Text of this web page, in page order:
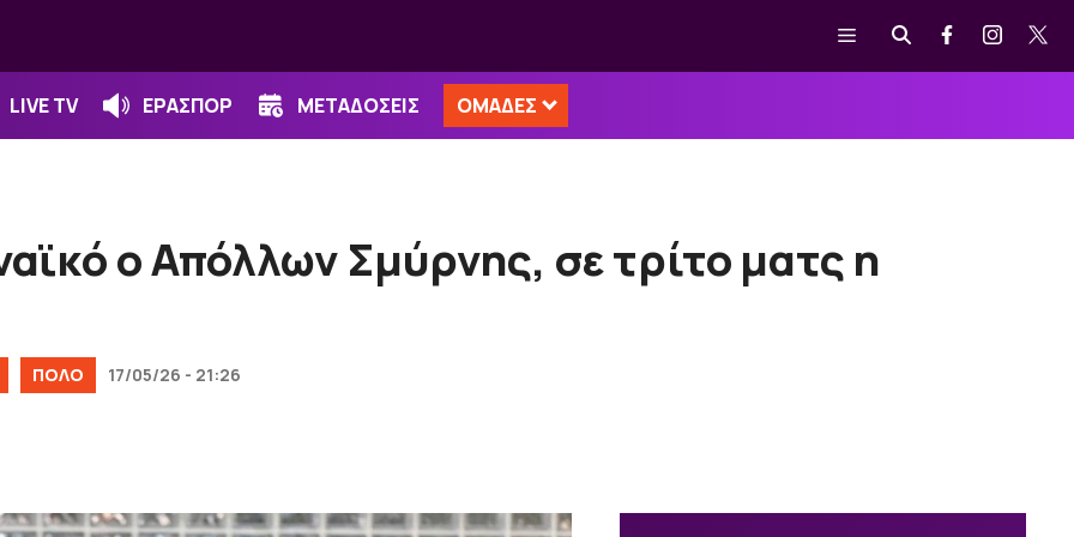
Μενού
LIVE TV ΕΡΑΣΠΟΡ ΜΕΤΑΔΟΣΕΙΣ ΟΜΑΔΕΣ
ο Απόλλων Σμύρνης, σε τρίτο ματς η
ΠΟΛΟ 17/05/26 - 21:26